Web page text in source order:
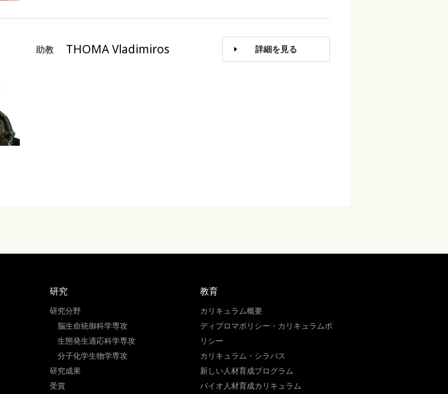
助教 THOMA Vladimiros 詳細を見る
研究
研究分野
脳生命統御科学専攻
生態発生適応科学専攻
分子化学生物学専攻
研究成果
受賞
教育
カリキュラム概要
ディプロマポリシー・カリキュラムポ
リシー
カリキュラム・シラバス
新しい人材育成プログラム
バイオ人材育成カリキュラム